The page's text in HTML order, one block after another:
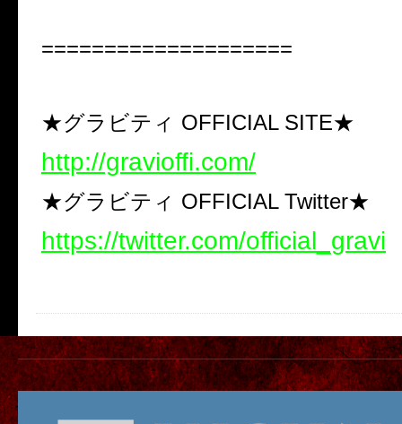
====================
★グラビティ OFFICIAL SITE★
http://gravioffi.com/
★グラビティ OFFICIAL Twitter★
https://twitter.com/official_gravi